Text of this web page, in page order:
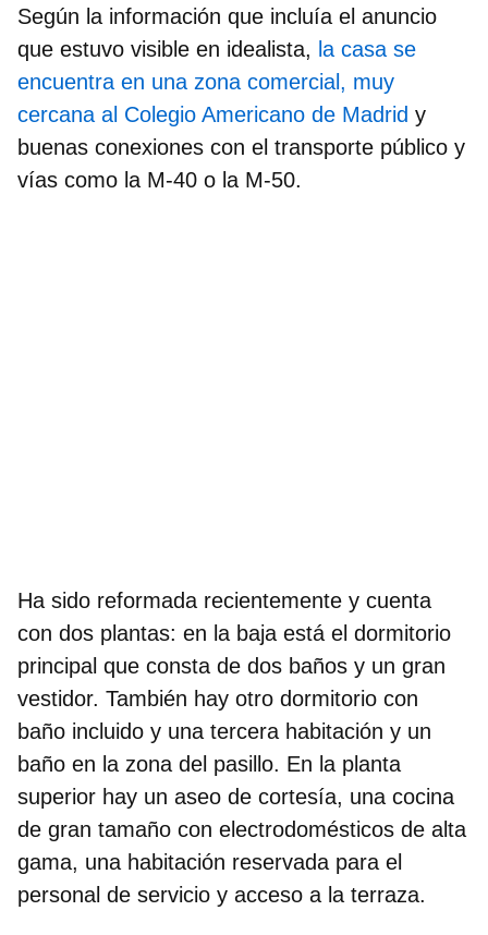
Según la información que incluía el anuncio
que estuvo visible en idealista, la casa se
encuentra en una zona comercial, muy
cercana al Colegio Americano de Madrid y
buenas conexiones con el transporte público y
vías como la M-40 o la M-50.
Ha sido reformada recientemente y cuenta
con dos plantas: en la baja está el dormitorio
principal que consta de dos baños y un gran
vestidor. También hay otro dormitorio con
baño incluido y una tercera habitación y un
baño en la zona del pasillo. En la planta
superior hay un aseo de cortesía, una cocina
de gran tamaño con electrodomésticos de alta
gama, una habitación reservada para el
personal de servicio y acceso a la terraza.